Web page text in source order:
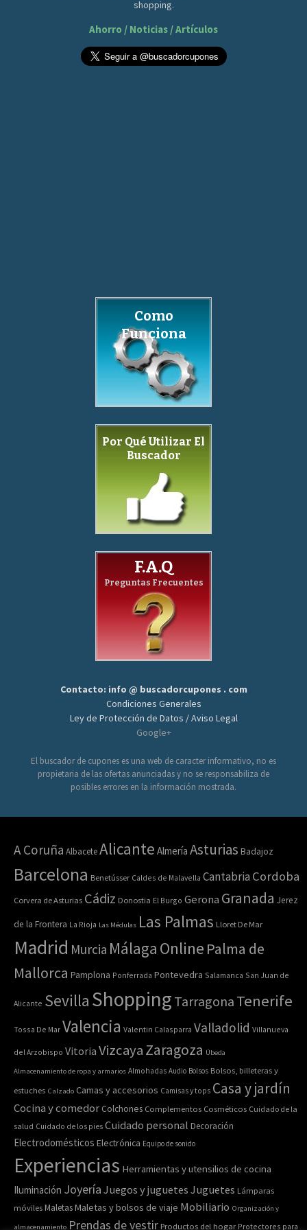
shopping.
Ahorro / Noticias / Artículos
Como
Funciona
Por Qué Utilizar El
Buscador
F.A.Q
Preguntas Frecuentes
Contacto: info @ buscadorcupones . com
Condiciones Generales
Ley de Protección de Datos / Aviso Legal
Google+
El buscador de cupones es una web de caracter informativo, no es
propietaria de las ofertas anunciadas y no se responsabiliza de
posibles errores en la información mostrada.
A Coruña AlbaceteAlicante Almería Asturias Badajoz
Barcelona Benetússer Caldes de Malavella Cantabria Cordoba
Corvera de Asturias Cádiz Donostia El Burgo Gerona Granada Jerez
de la Frontera La Rioja Las Médulas Las Palmas Lloret De Mar
Madrid Murcia Málaga Online Palma de
Mallorca Pamplona Ponferrada Pontevedra Salamanca San Juan de
Alicante Sevilla Shopping Tarragona Tenerife
Tossa De Mar Valencia Valentin Calasparra Valladolid Villanueva
del Arzobispo Vitoria VizcayaZaragoza Úbeda
Almacenamiento de ropa y armarios Almohadas Audio Bolsos Bolsos, billeteras y
estuches Calzado Camas y accesorios Camisas y tops Casa y jardín
Cocina y comedor Colchones Complementos Cosméticos Cuidado de la
salud Cuidado de los pies Cuidado personal Decoración
Electrodomésticos Electrónica Equipo de sonido
Experiencias Herramientas y utensilios de cocina
Iluminación Joyería Juegos y juguetes Juguetes Lámparas
móviles MaletasMaletas y bolsos de viaje Mobiliario Organización y
almacenamiento Prendas de vestir Productos del hogar Protectores para